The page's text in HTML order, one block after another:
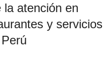
la atención en
y servicios